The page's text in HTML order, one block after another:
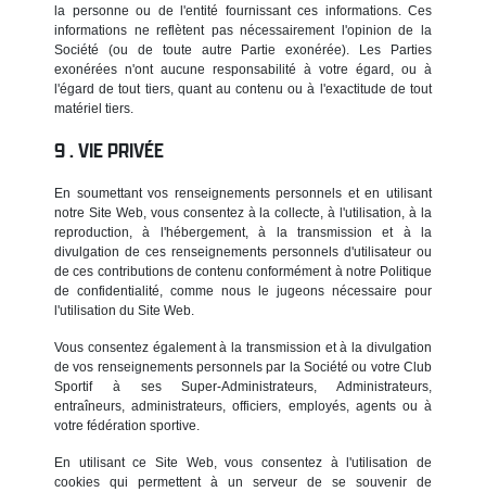
la personne ou de l'entité fournissant ces informations. Ces
informations ne reflètent pas nécessairement l'opinion de la
Société (ou de toute autre Partie exonérée). Les Parties
exonérées n'ont aucune responsabilité à votre égard, ou à
l'égard de tout tiers, quant au contenu ou à l'exactitude de tout
matériel tiers.
VIE PRIVÉE
En soumettant vos renseignements personnels et en utilisant
notre Site Web, vous consentez à la collecte, à l'utilisation, à la
reproduction, à l'hébergement, à la transmission et à la
divulgation de ces renseignements personnels d'utilisateur ou
de ces contributions de contenu conformément à notre Politique
de confidentialité, comme nous le jugeons nécessaire pour
l'utilisation du Site Web.
Vous consentez également à la transmission et à la divulgation
de vos renseignements personnels par la Société ou votre Club
Sportif à ses Super-Administrateurs, Administrateurs,
entraîneurs, administrateurs, officiers, employés, agents ou à
votre fédération sportive.
En utilisant ce Site Web, vous consentez à l'utilisation de
cookies qui permettent à un serveur de se souvenir de